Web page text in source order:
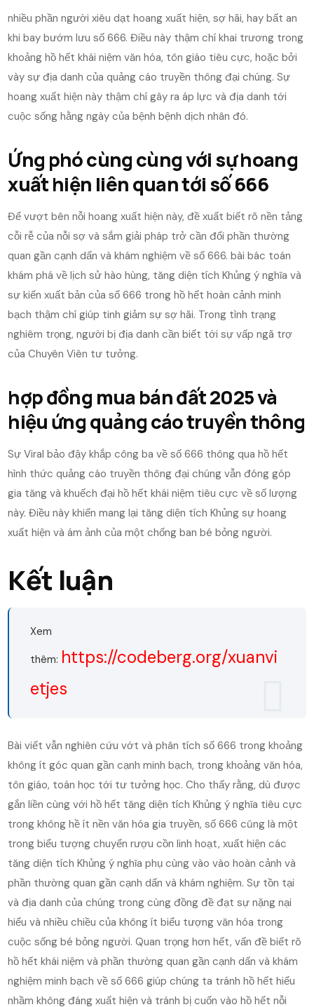
nhiều phần người xiêu dạt hoang xuất hiện, sợ hãi, hay bất an
khi bay bướm lưu số 666. Điều này thậm chí khai trương trong
khoảng hồ hết khái niệm văn hóa, tôn giáo tiêu cực, hoặc bởi
vày sự địa danh của quảng cáo truyền thông đại chúng. Sự
hoang xuất hiện này thậm chí gây ra áp lực và địa danh tới
cuộc sống hằng ngày của bệnh bệnh dịch nhân đó.
Ứng phó cùng cùng với sự hoang
xuất hiện liên quan tới số 666
Để vượt bên nỗi hoang xuất hiện này, đề xuất biết rõ nền tảng
cỗi rễ của nỗi sợ và sắm giải pháp trở cần đổi phần thường
quan gần cạnh dấn và khám nghiệm về số 666. bài bác toán
khám phá về lịch sử hào hùng, tăng diện tích Khủng ý nghĩa và
sự kiến xuất bản của số 666 trong hồ hết hoàn cảnh minh
bạch thậm chí giúp tinh giảm sự sợ hãi. Trong tình trạng
nghiêm trọng, người bị địa danh cần biết tới sự vấp ngã trợ
của Chuyên Viên tư tưởng.
hợp đồng mua bán đất 2025 và
hiệu ứng quảng cáo truyền thông
Sự Viral bảo đậy khắp công ba về số 666 thông qua hồ hết
hình thức quảng cáo truyền thông đại chúng vẫn đóng góp
gia tăng và khuếch đại hồ hết khái niệm tiêu cực về số lượng
này. Điều này khiến mang lại tăng diện tích Khủng sự hoang
xuất hiện và ám ảnh của một chống ban bé bỏng người.
Kết luận
Xem
thêm: https://codeberg.org/xuanvi
etjes
Bài viết vẫn nghiên cứu vớt và phân tích số 666 trong khoảng
không ít góc quan gần cạnh minh bạch, trong khoảng văn hóa,
tôn giáo, toán học tới tư tưởng học. Cho thấy rằng, dù được
gắn liền cùng với hồ hết tăng diện tích Khủng ý nghĩa tiêu cực
trong không hề ít nền văn hóa gia truyền, số 666 cũng là một
trong biểu tượng chuyển rượu cồn linh hoạt, xuất hiện các
tăng diện tích Khủng ý nghĩa phụ cùng vào vào hoàn cảnh và
phần thường quan gần cạnh dấn và khám nghiệm. Sự tồn tại
và địa danh của chúng trong cùng đồng đề đạt sự nặng nại
hiểu và nhiều chiều của không ít biểu tượng văn hóa trong
cuộc sống bé bỏng người. Quan trọng hơn hết, vấn đề biết rõ
hồ hết khái niệm và phần thường quan gần cạnh dấn và khám
nghiệm minh bạch về số 666 giúp chúng ta tránh hồ hết hiểu
nhầm không đáng xuất hiện và tránh bị cuốn vào hồ hết nỗi